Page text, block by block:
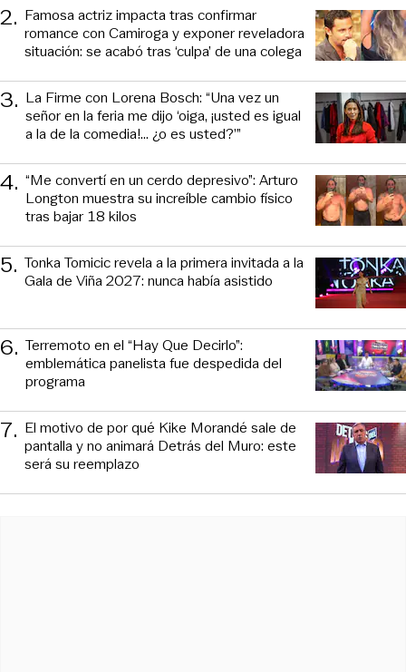
2. Famosa actriz impacta tras confirmar
romance con Camiroga y exponer reveladora
situación: se acabó tras ‘culpa’ de una colega
3. La Firme con Lorena Bosch: “Una vez un
señor en la feria me dijo ‘oiga, ¡usted es igual
a la de la comedia!... ¿o es usted?’”
4. “Me convertí en un cerdo depresivo”: Arturo
Longton muestra su increíble cambio físico
tras bajar 18 kilos
5. Tonka Tomicic revela a la primera invitada a la
Gala de Viña 2027: nunca había asistido
6. Terremoto en el “Hay Que Decirlo”:
emblemática panelista fue despedida del
programa
7. El motivo de por qué Kike Morandé sale de
pantalla y no animará Detrás del Muro: este
será su reemplazo